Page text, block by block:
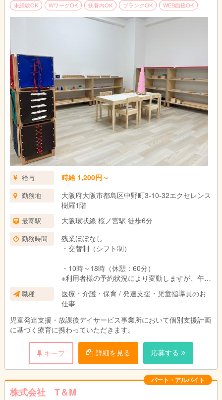
未経験OK
WワークOK 扶養内OK ブランクOK WEB面接OK
給与 時給 1,200円～
勤務地
大阪府大阪市都島区中野町3-10-32エクセレンス
樹羅1階
最寄駅 大阪環状線 桜ノ宮駅 徒歩6分
勤務時間
残業ほぼなし
・交替制（シフト制）
・10時～18時（休憩：60分）
※利用者様の予約状況により変動しますが、午前
です。
・週所定労働日数：週3日～週5日
※労働日数について相談可
職種
医療・介護・保育 / 発達支援・児童指導員のお
仕事
児童発達支援・放課後デイサービス事業所において個別支援計画
に基づく療育に携わっていただきます。
キープ 詳細を見る 応募する
パート・アルバイト
株式会社 T＆M